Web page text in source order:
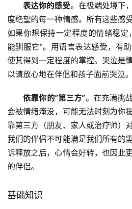
表达你的感受。在极端处境下
度绝望的每一种情感。所有这些感
如果你想保持一定程度的情绪稳定
能驯服它”。用语言表达感受，有
使其得到一定程度的掌控。哭泣是
以请放心地在伴侣和孩子面前哭泣。
依靠你的”第三方”。在充满挑
会被情绪淹没，可能无法时刻为你
靠第三方（朋友、家人或治疗师）
我们的伴侣不可能满足我们所有的
诉释放之后，心情会好转，也因此
的伴侣。
基础知识